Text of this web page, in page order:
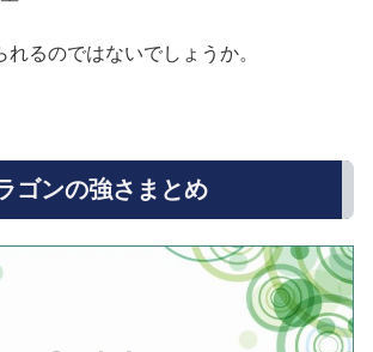
るのではないでしょうか。
ゴンの強さまとめ